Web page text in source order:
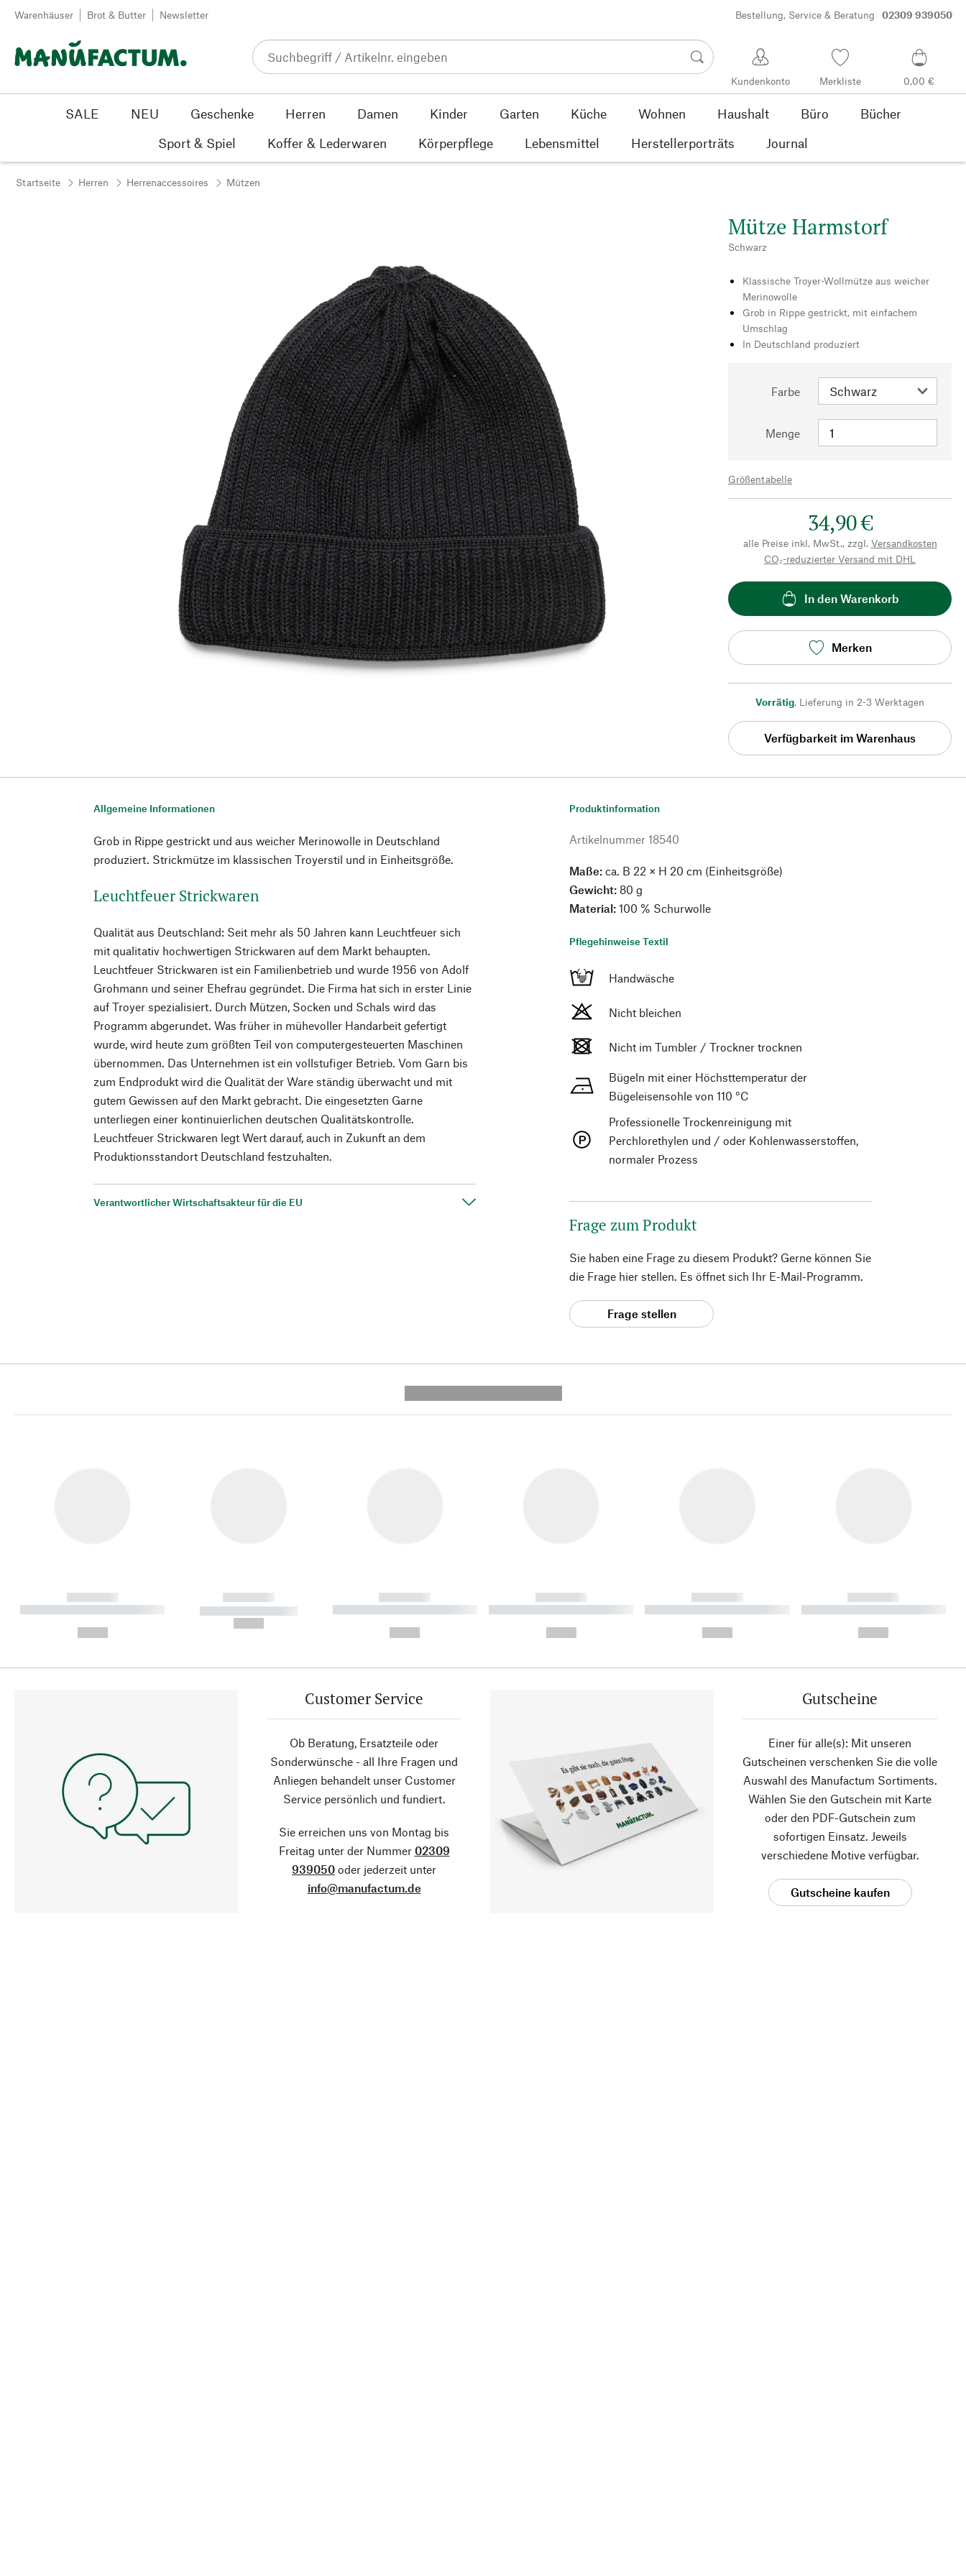
Zum Inhalt springen
Warenhäuser Brot & Butter Newsletter Bestellung, Service & Beratung 02309 939050
Kundenkonto Merkliste 0,00 €
SALE NEU Geschenke Herren Damen Kinder Garten Küche Wohnen Haushalt Büro
Bücher
Sport & Spiel
Koffer & Lederwaren Körperpflege Lebensmittel Herstellerporträts Journal
Startseite Herren Herrenaccessoires Mützen
Mütze Harmstorf
Schwarz
Klassische Troyer-Wollmütze aus weicher
Merinowolle
Grob in Rippe gestrickt, mit einfachem
Umschlag
In Deutschland produziert
Farbe
Menge
Größentabelle
34,90 €
alle Preise inkl. MwSt., zzgl. Versandkosten
CO₂-reduzierter Versand mit DHL
In den Warenkorb
Merken
Vorrätig, Lieferung in 2-3 Werktagen
Verfügbarkeit im Warenhaus
Allgemeine Informationen
Grob in Rippe gestrickt und aus weicher Merinowolle in Deutschland
produziert. Strickmütze im klassischen Troyerstil und in Einheitsgröße.
Leuchtfeuer Strickwaren
Qualität aus Deutschland: Seit mehr als 50 Jahren kann Leuchtfeuer sich
mit qualitativ hochwertigen Strickwaren auf dem Markt behaupten.
Leuchtfeuer Strickwaren ist ein Familienbetrieb und wurde 1956 von Adolf
Grohmann und seiner Ehefrau gegründet. Die Firma hat sich in erster Linie
auf Troyer spezialisiert. Durch Mützen, Socken und Schals wird das
Programm abgerundet. Was früher in mühevoller Handarbeit gefertigt
wurde, wird heute zum größten Teil von computergesteuerten Maschinen
übernommen. Das Unternehmen ist ein vollstufiger Betrieb. Vom Garn bis
zum Endprodukt wird die Qualität der Ware ständig überwacht und mit
gutem Gewissen auf den Markt gebracht. Die eingesetzten Garne
unterliegen einer kontinuierlichen deutschen Qualitätskontrolle.
Leuchtfeuer Strickwaren legt Wert darauf, auch in Zukunft an dem
Produktionsstandort Deutschland festzuhalten.
Verantwortlicher Wirtschaftsakteur für die EU
Produktinformation
Artikelnummer 18540
Maße: ca. B 22 × H 20 cm (Einheitsgröße)
Gewicht: 80 g
Material: 100 % Schurwolle
Pflegehinweise Textil
Handwäsche
Nicht bleichen
Nicht im Tumbler / Trockner trocknen
Bügeln mit einer Höchsttemperatur der
Bügeleisensohle von 110 °C
Professionelle Trockenreinigung mit
Perchlorethylen und / oder Kohlenwasserstoffen,
normaler Prozess
Frage zum Produkt
Sie haben eine Frage zu diesem Produkt? Gerne können Sie
die Frage hier stellen. Es öffnet sich Ihr E-Mail-Programm.
Frage stellen
------------
----------- ----------- ----------
------------
----------- -----------
------------
----------- ----------- ----------
------------
----------- ----------- ----------
------------
----------- ----------- ----------
------------
----------- ----------- ----------
Customer Service
Ob Beratung, Ersatzteile oder
Sonderwünsche - all Ihre Fragen und
Anliegen behandelt unser Customer
Service persönlich und fundiert.
Sie erreichen uns von Montag bis
Freitag unter der Nummer 02309
939050 oder jederzeit unter
info@manufactum.de
Gutscheine
Einer für alle(s): Mit unseren
Gutscheinen verschenken Sie die volle
Auswahl des Manufactum Sortiments.
Wählen Sie den Gutschein mit Karte
oder den PDF-Gutschein zum
sofortigen Einsatz. Jeweils
verschiedene Motive verfügbar.
Gutscheine kaufen